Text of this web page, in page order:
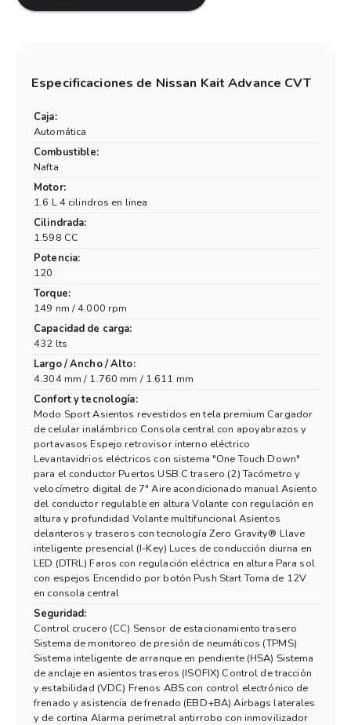
Especificaciones de Nissan Kait Advance CVT
Caja:
Automática
Combustible:
Nafta
Motor:
1.6 L 4 cilindros en linea
Cilindrada:
1.598 CC
Potencia:
120
Torque:
149 nm / 4.000 rpm
Capacidad de carga:
432 lts
Largo / Ancho / Alto:
4.304 mm / 1.760 mm / 1.611 mm
Confort y tecnología:
Modo Sport Asientos revestidos en tela premium Cargador
de celular inalámbrico Consola central con apoyabrazos y
portavasos Espejo retrovisor interno eléctrico
Levantavidrios eléctricos con sistema "One Touch Down"
para el conductor Puertos USB C trasero (2) Tacómetro y
velocímetro digital de 7" Aire acondicionado manual Asiento
del conductor regulable en altura Volante con regulación en
altura y profundidad Volante multifuncional Asientos
delanteros y traseros con tecnología Zero Gravity® Llave
inteligente presencial (I-Key) Luces de conducción diurna en
LED (DTRL) Faros con regulación eléctrica en altura Para sol
con espejos Encendido por botón Push Start Toma de 12V
en consola central
Seguridad:
Control crucero (CC) Sensor de estacionamiento trasero
Sistema de monitoreo de presión de neumáticos (TPMS)
Sistema inteligente de arranque en pendiente (HSA) Sistema
de anclaje en asientos traseros (ISOFIX) Control de tracción
y estabilidad (VDC) Frenos ABS con control electrónico de
frenado y asistencia de frenado (EBD+BA) Airbags laterales
y de cortina Alarma perimetral antirrobo con inmovilizador